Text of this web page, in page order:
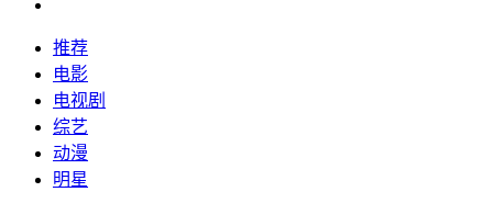
推荐
电影
电视剧
综艺
动漫
明星